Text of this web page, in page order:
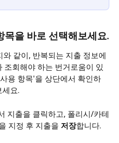
목을 바로 선택해보세요.
같이, 반복되는 지출 정보에
조회해야 하는 번거로움이 있
용 항목'을 상단에서 확인하
요.
지출을 클릭하고, 폴리시/카테
지정 후 지출을 저장합니다.